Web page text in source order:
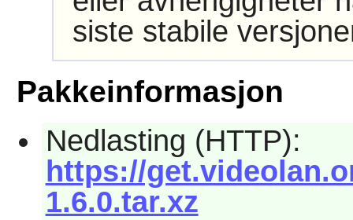
siste stabile
Pakkeinformasjon
Nedlasting (HTTP):
https://
1.6.0.tar.xz